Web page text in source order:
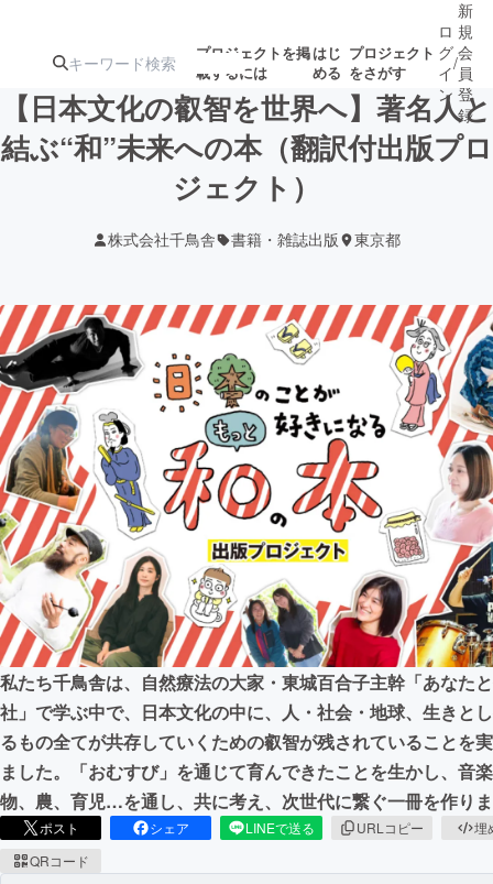
プロジェクトを掲
載するには
はじ
める
プロジェクト
をさがす
注目の新着プロ
募集終了が近いプ
ロジェクト
テクノロジー・ガジェット ゲーム・サ
映像・映画 書籍・雑誌
ビジネス・起業 チャレンジ
まちづくり・地域活性化
CAMPFIRE for Social GoodCAMPFIRE Creation
CAMPFIREふるさと納税machi-yaコミュニティ
ロ
グ
イ
ン
/
新
規
会
員
登
録
【日本文化の叡智を世界へ】著名人と
結ぶ“和”未来への本（翻訳付出版プロ
ジェクト）
株式会社千鳥舎 書籍・雑誌出版 東京都
私たち千鳥舎は、自然療法の大家・東城百合子主幹「あなた
社」で学ぶ中で、日本文化の中に、人・社会・地球、生きと
るもの全てが共存していくための叡智が残されていることを
ました。「おむすび」を通じて育んできたことを生かし、音
物、農、育児…を通し、共に考え、次世代に繋ぐ一冊を作り
ポスト シェア LINEで送る URLコピー
埋
QRコード